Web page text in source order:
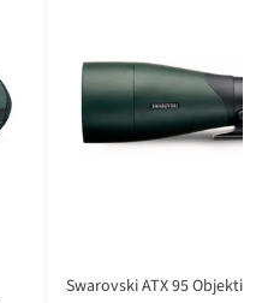
Swarovski ATX 95